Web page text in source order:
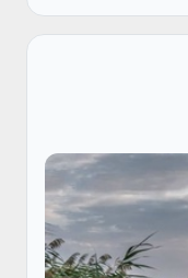
boʻlad...